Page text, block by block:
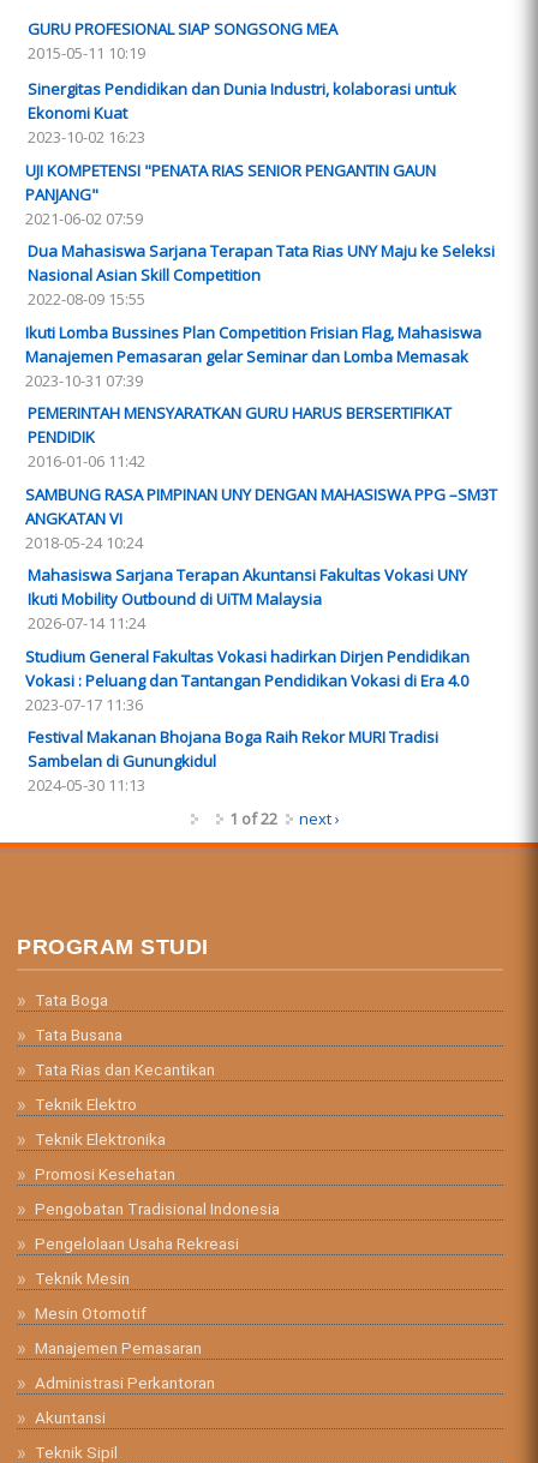
GURU PROFESIONAL SIAP SONGSONG MEA
2015-05-11 10:19
Sinergitas Pendidikan dan Dunia Industri, kolaborasi untuk
Ekonomi Kuat
2023-10-02 16:23
UJI KOMPETENSI "PENATA RIAS SENIOR PENGANTIN GAUN
PANJANG"
2021-06-02 07:59
Dua Mahasiswa Sarjana Terapan Tata Rias UNY Maju ke Seleksi
Nasional Asian Skill Competition
2022-08-09 15:55
Ikuti Lomba Bussines Plan Competition Frisian Flag, Mahasiswa
Manajemen Pemasaran gelar Seminar dan Lomba Memasak
2023-10-31 07:39
PEMERINTAH MENSYARATKAN GURU HARUS BERSERTIFIKAT
PENDIDIK
2016-01-06 11:42
SAMBUNG RASA PIMPINAN UNY DENGAN MAHASISWA PPG –SM3T
ANGKATAN VI
2018-05-24 10:24
Mahasiswa Sarjana Terapan Akuntansi Fakultas Vokasi UNY
Ikuti Mobility Outbound di UiTM Malaysia
2026-07-14 11:24
Studium General Fakultas Vokasi hadirkan Dirjen Pendidikan
Vokasi : Peluang dan Tantangan Pendidikan Vokasi di Era 4.0
2023-07-17 11:36
Festival Makanan Bhojana Boga Raih Rekor MURI Tradisi
Sambelan di Gunungkidul
2024-05-30 11:13
1 of 22
next ›
PROGRAM STUDI
Tata Boga
Tata Busana
Tata Rias dan Kecantikan
Teknik Elektro
Teknik Elektronika
Promosi Kesehatan
Pengobatan Tradisional Indonesia
Pengelolaan Usaha Rekreasi
Teknik Mesin
Mesin Otomotif
Manajemen Pemasaran
Administrasi Perkantoran
Akuntansi
Teknik Sipil